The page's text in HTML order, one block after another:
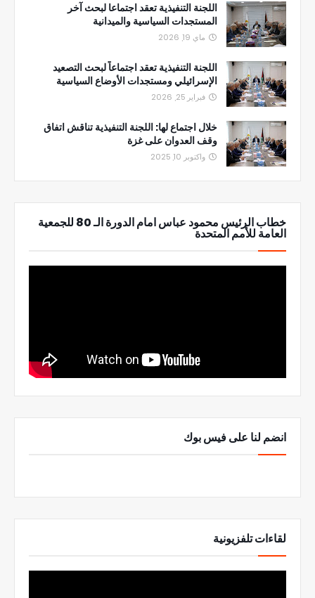
اللجنة التنفيذية تعقد اجتماعا لبحث آخر
المستجدات السياسية والميدانية
ماي 19, 2026
اللجنة التنفيذية تعقد اجتماعاً لبحث التصعيد
الإسرائيلي ومستجدات الأوضاع السياسية
فبراير 25, 2026
خلال اجتماع لها: اللجنة التنفيذية تناقش اتفاق
وقف العدوان على غزة
واكتوبر 10, 2025
خطاب الرئيس محمود عباس امام الدورة الـ 80 للجمعية
العامة للأمم المتحدة
انضم لنا على فيس بوك
لقاءات تلفزيونية